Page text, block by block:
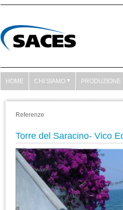
HOME CHI SIAMO PRODUZIONE
Referenze
Torre del Saracino- Vico